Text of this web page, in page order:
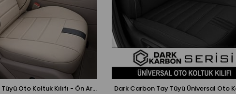
Oniks Bej Tay Tüyü Oto Koltuk Kılıfı - Ön Arka 5 Koltuk Tam Set - Üniversal